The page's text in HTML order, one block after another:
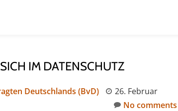
IM DATENSCHUTZ
Deutschlands (BvD)
26. Februar
No comments